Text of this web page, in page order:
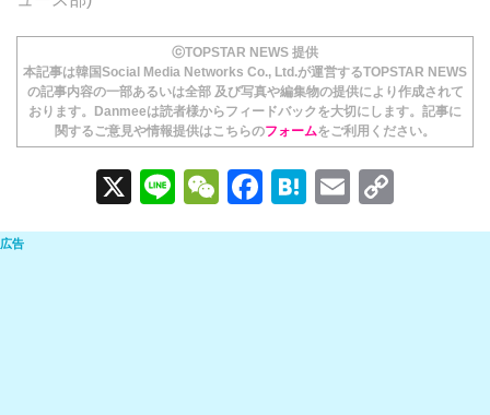
ⓒTOPSTAR NEWS 提供
本記事は韓国Social Media Networks Co., Ltd.が運営するTOPSTAR NEWS
の記事内容の一部あるいは全部 及び写真や編集物の提供により作成されて
おります。Danmeeは読者様からフィードバックを大切にします。記事に
関するご意見や情報提供はこちらのフォームをご利用ください。
X
Li
n
W
e
F
a
H
at
E
m o